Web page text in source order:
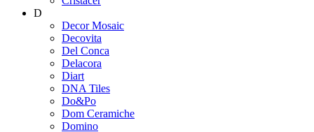
D
Decor Mosaic
Decovita
Del Conca
Delacora
Diart
DNA Tiles
Do&Po
Dom Ceramiche
Domino